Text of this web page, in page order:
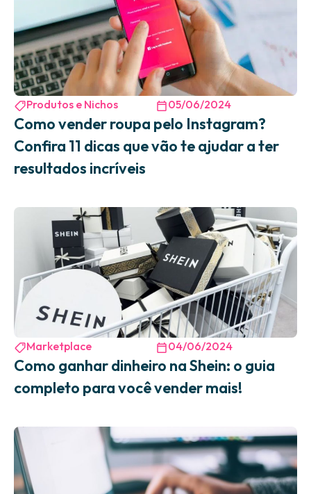
Produtos e Nichos 05/06/2024
Como vender roupa pelo Instagram?
Confira 11 dicas que vão te ajudar a ter
resultados incríveis
Marketplace 04/06/2024
Como ganhar dinheiro na Shein: o guia
completo para você vender mais!